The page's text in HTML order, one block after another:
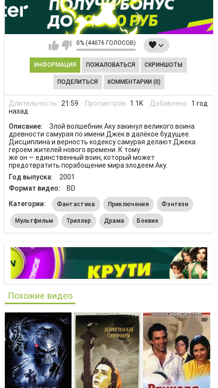
0% (44076 ГОЛОСОВ)
ИНФОРМАЦИЯ ПОЖАЛОВАТЬСЯ СКРИНШОТЫ
ПОДЕЛИТЬСЯ КОММЕНТАРИИ (0)
Длительность: 21:59 Просмотров: 1.1K Добавлено: 1 год
назад
Описание:
Злой волшебник Аку закинул великого воина
древности самурая по имени Джек в далёкое будущее.
Дисциплина и верность кодексу самурая делают Джека
героем жителей нового времени. К тому
же он — единственный воин, который может
предотвратить порабощение мира злодеем Аку.
Год выпуска:
2001
Формат видео:
BD
Категории:
Фантастика Приключения Фэнтези
Мультфильм Триллер Драма Боевик
Похожие видео